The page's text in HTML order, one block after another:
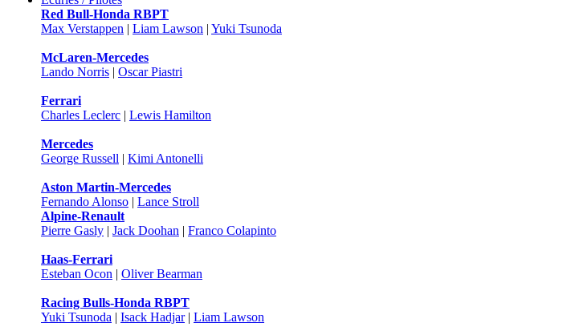
Red Bull-Honda RBPT
Max Verstappen | Liam Lawson | Yuki Tsunoda
McLaren-Mercedes
Lando Norris | Oscar Piastri
Ferrari
Charles Leclerc | Lewis Hamilton
Mercedes
George Russell | Kimi Antonelli
Aston Martin-Mercedes
Fernando Alonso | Lance Stroll
Alpine-Renault
Pierre Gasly | Jack Doohan | Franco Colapinto
Haas-Ferrari
Esteban Ocon | Oliver Bearman
Racing Bulls-Honda RBPT
Yuki Tsunoda | Isack Hadjar| Liam Lawson